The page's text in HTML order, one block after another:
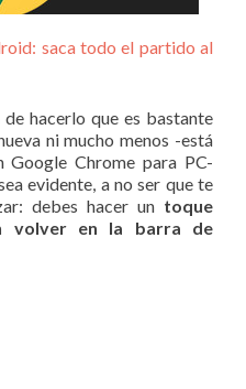
saca todo el partido al
hacerlo que es bastante
ni mucho menos -está
Chrome para PC-
evidente, a no ser que te
debes hacer un toque
volver en la barra de